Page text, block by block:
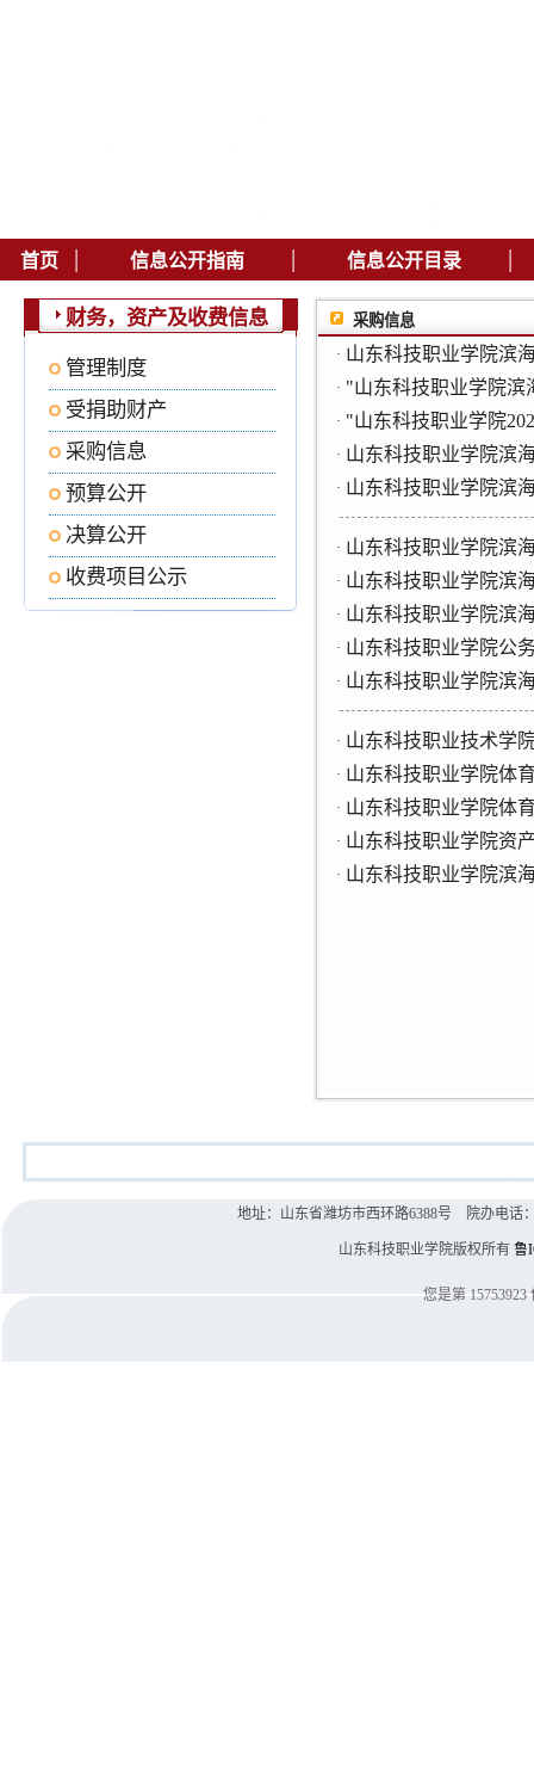
首页 | 信息公开指南 | 信息公开目录 |
财务，资产及收费信息
管理制度
受捐助财产
采购信息
预算公开
决算公开
收费项目公示
采购信息
· 山东科技职业学院滨
· "山东科技职业学院滨
· "山东科技职业学院
· 山东科技职业学院滨
· 山东科技职业学院滨
· 山东科技职业学院滨
· 山东科技职业学院滨
· 山东科技职业学院滨
· 山东科技职业学院公
· 山东科技职业学院滨
· 山东科技职业技术学
· 山东科技职业学院体
· 山东科技职业学院体
· 山东科技职业学院资
· 山东科技职业学院滨
地址：山东省潍坊市西环路6388号 院办电话
山东科技职业学院版权所有 鲁
您是第 15753923